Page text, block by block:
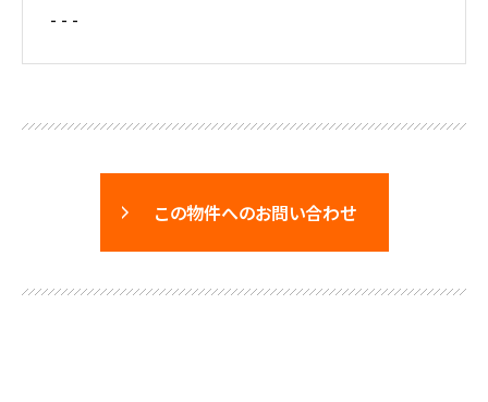
- - -
この物件へのお問い合わせ